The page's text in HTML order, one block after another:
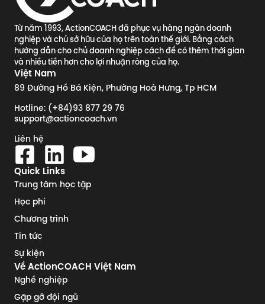
Từ năm 1993, ActionCOACH đã phục vụ hàng ngàn doanh
nghiệp và chủ sở hữu của họ trên toàn thế giới. Bằng cách
hướng dẫn cho chủ doanh nghiệp cách để có thêm thời gian
và nhiều tiền hơn cho lợi nhuận ròng của họ.
Việt Nam
89 Đường Hồ Bá Kiện, Phường Hoà Hưng, Tp HCM
Hotline: (+84)93 877 29 76
support@actioncoach.vn
Liên hệ
Quick Links
Trung tâm học tập
Học phí
Chương trình
Tin tức
Sự kiện
Về ActionCOACH Việt Nam
Nghề nghiệp
Gặp gỡ đội ngũ